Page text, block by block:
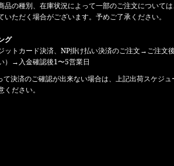
品の種別、在庫状況によって一部のご注文について
いただく場合がございます。予めご了承ください。
グ
ットカード決済、NP掛け払い決済のご注文→ご注文
）→入金確認後1〜5営業日
決済のご確認が出来ない場合は、上記出荷スケジュ
ださい。